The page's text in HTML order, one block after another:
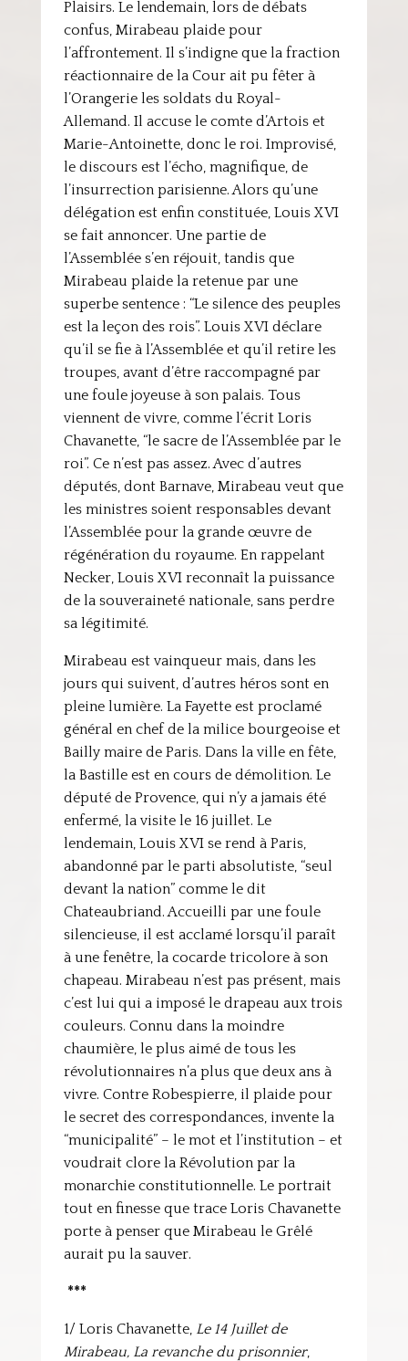
Plaisirs. Le lendemain, lors de débats
confus, Mirabeau plaide pour
l’affrontement. Il s’indigne que la fraction
réactionnaire de la Cour ait pu fêter à
l’Orangerie les soldats du Royal-
Allemand. Il accuse le comte d’Artois et
Marie-Antoinette, donc le roi. Improvisé,
le discours est l’écho, magnifique, de
l’insurrection parisienne. Alors qu’une
délégation est enfin constituée, Louis XVI
se fait annoncer. Une partie de
l’Assemblée s’en réjouit, tandis que
Mirabeau plaide la retenue par une
superbe sentence : “Le silence des peuples
est la leçon des rois”. Louis XVI déclare
qu’il se fie à l’Assemblée et qu’il retire les
troupes, avant d’être raccompagné par
une foule joyeuse à son palais. Tous
viennent de vivre, comme l’écrit Loris
Chavanette, “le sacre de l’Assemblée par le
roi”. Ce n’est pas assez. Avec d’autres
députés, dont Barnave, Mirabeau veut que
les ministres soient responsables devant
l’Assemblée pour la grande œuvre de
régénération du royaume. En rappelant
Necker, Louis XVI reconnaît la puissance
de la souveraineté nationale, sans perdre
sa légitimité.
Mirabeau est vainqueur mais, dans les
jours qui suivent, d’autres héros sont en
pleine lumière. La Fayette est proclamé
général en chef de la milice bourgeoise et
Bailly maire de Paris. Dans la ville en fête,
la Bastille est en cours de démolition. Le
député de Provence, qui n’y a jamais été
enfermé, la visite le 16 juillet. Le
lendemain, Louis XVI se rend à Paris,
abandonné par le parti absolutiste, “seul
devant la nation” comme le dit
Chateaubriand. Accueilli par une foule
silencieuse, il est acclamé lorsqu’il paraît
à une fenêtre, la cocarde tricolore à son
chapeau. Mirabeau n’est pas présent, mais
c’est lui qui a imposé le drapeau aux trois
couleurs. Connu dans la moindre
chaumière, le plus aimé de tous les
révolutionnaires n’a plus que deux ans à
vivre. Contre Robespierre, il plaide pour
le secret des correspondances, invente la
“municipalité” – le mot et l’institution – et
voudrait clore la Révolution par la
monarchie constitutionnelle. Le portrait
tout en finesse que trace Loris Chavanette
porte à penser que Mirabeau le Grêlé
aurait pu la sauver.
***
1/ Loris Chavanette, Le 14 Juillet de
Mirabeau, La revanche du prisonnier,